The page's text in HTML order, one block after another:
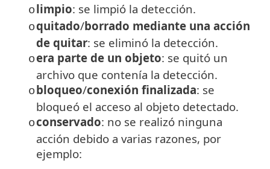
olimpio: se limpió la detección.
oquitado/borrado mediante una acción
de quitar: se eliminó la detección.
oera parte de un objeto: se quitó un
archivo que contenía la detección.
obloqueo/conexión finalizada: se
bloqueó el acceso al objeto detectado.
oconservado: no se realizó ninguna
acción debido a varias razones, por
ejemplo: